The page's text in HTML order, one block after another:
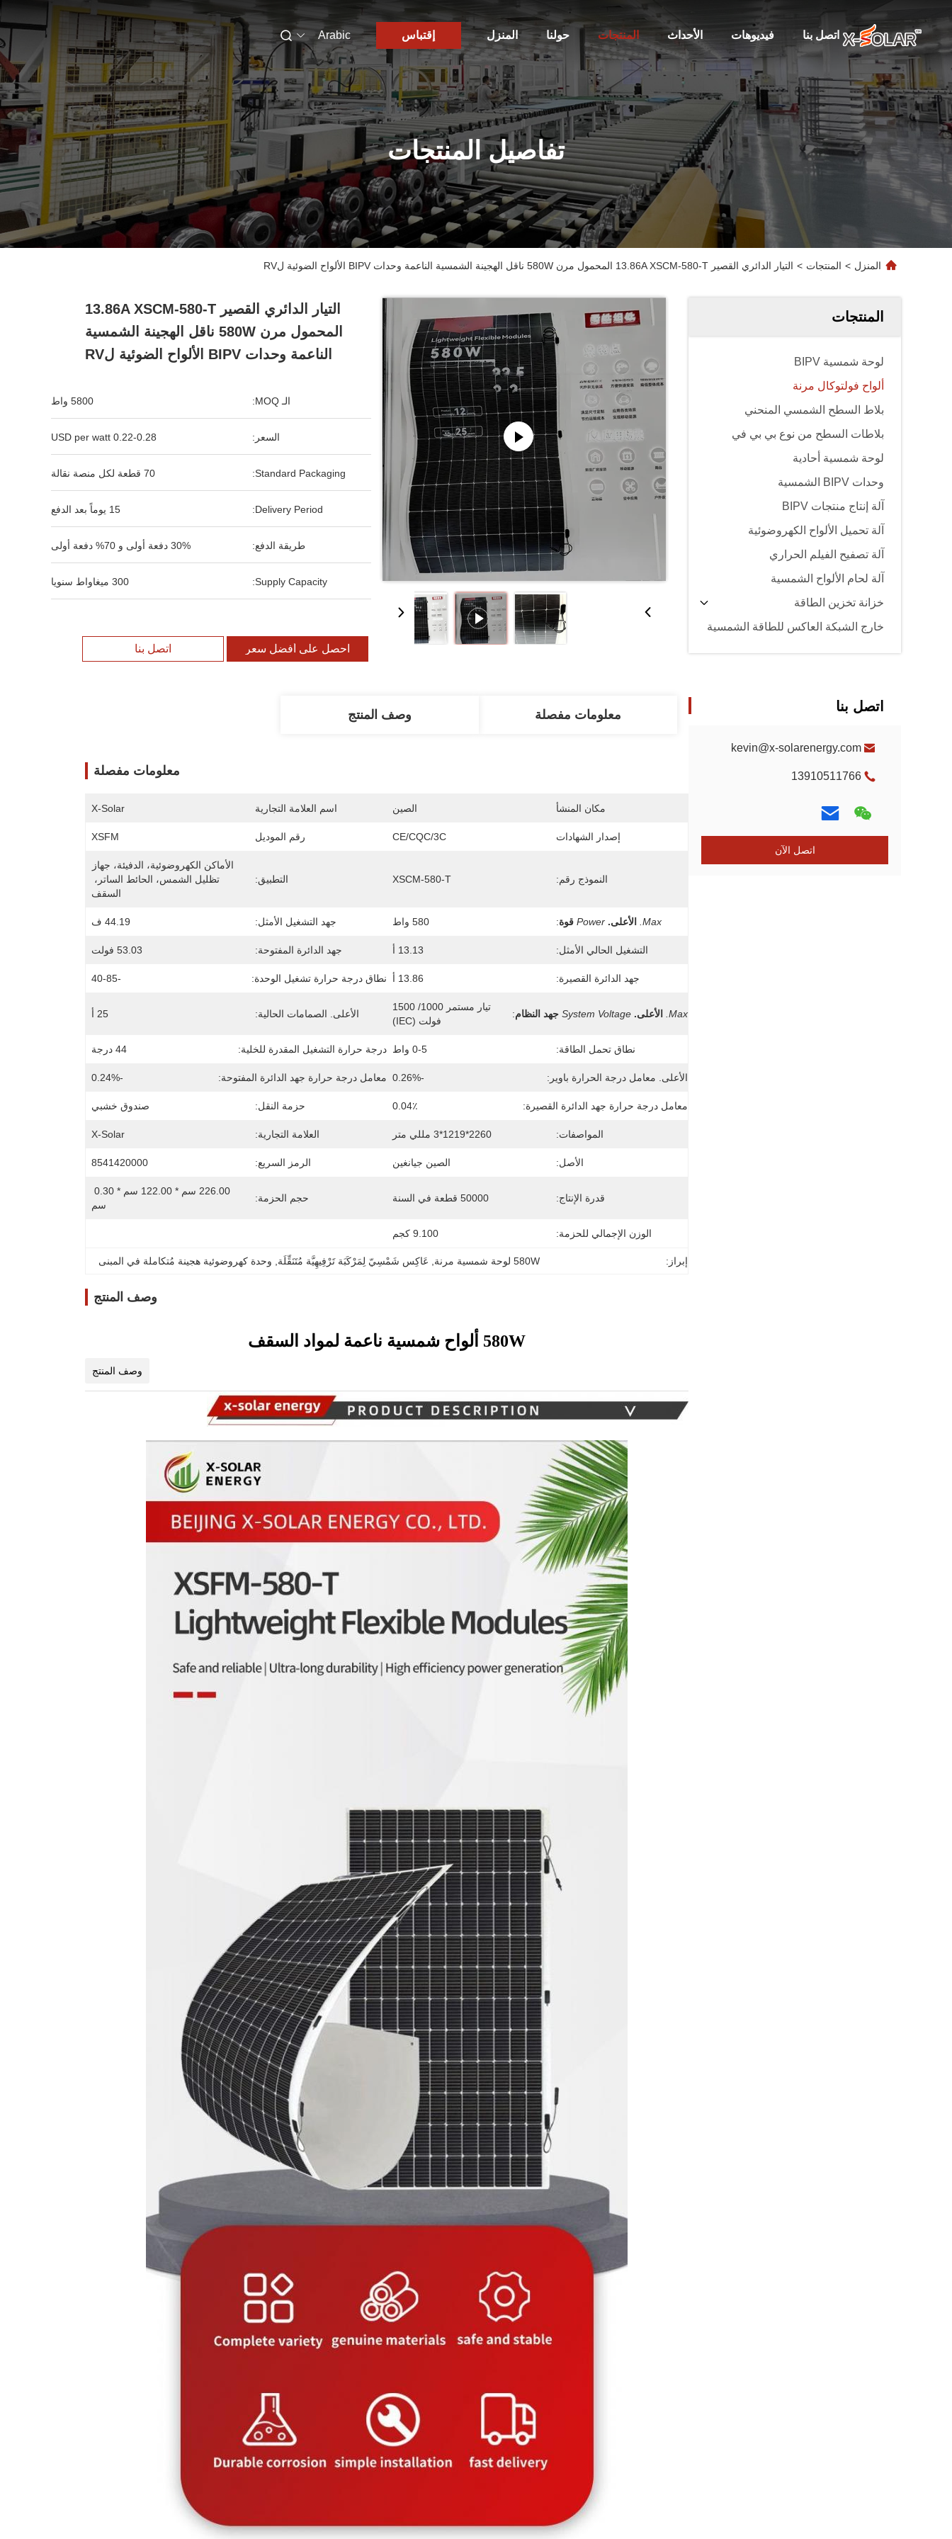
المنزل حولنا المنتجات الأحداث فيديوهات اتصل بنا إقتباس Arabic
تفاصيل المنتجات
المنزل > المنتجات > التيار الدائري القصير 13.86A XSCM-580-T المحمول مرن 580W ناقل الهجينة الشمسية الناعمة وحدات BIPV الألواح الضوئية لRV
المنتجات
لوحة شمسية BIPV
ألواح فولتوكال مرنة
بلاط السطح الشمسي المنحني
بلاطات السطح من نوع بي بي في
لوحة شمسية أحادية
وحدات BIPV الشمسية
آلة إنتاج منتجات BIPV
آلة تحميل الألواح الكهروضوئية
آلة تصفيح الفيلم الحراري
آلة لحام الألواح الشمسية
خزانة تخزين الطاقة
خارج الشبكة العاكس للطاقة الشمسية
اتصل بنا
kevin@x-solarenergy.com
13910511766
اتصل الآن
التيار الدائري القصير 13.86A XSCM-580-T
المحمول مرن 580W ناقل الهجينة الشمسية
الناعمة وحدات BIPV الألواح الضوئية لRV
الـ MOQ: 5800 واط
السعر: 0.22-0.28 USD per watt
Standard Packaging: 70 قطعة لكل منصة نقالة
Delivery Period: 15 يوماً بعد الدفع
طريقة الدفع: 30% دفعة أولى و 70% دفعة أولى
Supply Capacity: 300 ميغاواط سنويا
احصل على أفضل سعر اتصل بنا
معلومات مفصلة وصف المنتج
معلومات مفصلة
مكان المنشأ الصين اسم العلامة التجارية X-Solar
إصدار الشهادات CE/CQC/3C رقم الموديل XSFM
النموذج رقم: XSCM-580-T التطبيق:
السقف
Max. الأعلى. Power قوة: 580 واط جهد التشغيل الأمثل: 44.19 ف
التشغيل الحالي الأمثل: 13.13 أ جهد الدائرة المفتوحة: 53.03 فولت
جهد الدائرة القصيرة: 13.86 أ نطاق درجة حرارة تشغيل الوحدة: -40-85
Max. الأعلى. System Voltage جهد النظام:
فولت (IEC)
الأعلى. الصمامات الحالية: 25 أ
نطاق تحمل الطاقة: 0-5 واط درجة حرارة التشغيل المقدرة للخلية: 44 درجة
الأعلى. معامل درجة الحرارة باوير: -0.26% معامل درجة حرارة جهد الدائرة المفتوحة: -0.24%
معامل درجة حرارة جهد الدائرة القصيرة: 0.04٪ حزمة النقل: صندوق خشبي
المواصفات: 2260*1219*3 مللي متر العلامة التجارية: X-Solar
الأصل: الصين جيانغين الرمز السريع: 8541420000
قدرة الإنتاج: 50000 قطعة في السنة حجم الحزمة:
سم
الوزن الإجمالي للحزمة: 9.100 كجم
إبراز: 580W لوحة شمسية مرنة عَاكِس شَمْسِيّ لِمَرْكَبَة تَرْفِيهِيَّة مُتَنَقِّلَة وحدة كهروضوئية هجينة مُتكاملة في المبنى
وصف المنتج
580W ألواح شمسية ناعمة لمواد السقف
وصف المنتج